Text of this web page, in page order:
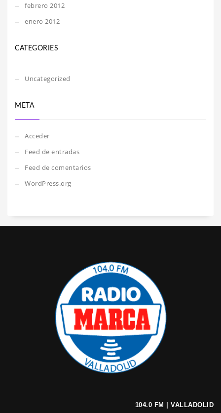
febrero 2012
enero 2012
CATEGORIES
Uncategorized
META
Acceder
Feed de entradas
Feed de comentarios
WordPress.org
104.0 FM | VALLADOLID